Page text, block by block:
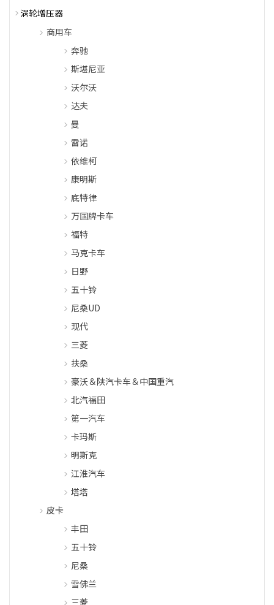
涡轮增压器
商用车
奔驰
斯堪尼亚
沃尔沃
达夫
曼
雷诺
依维柯
康明斯
底特律
万国牌卡车
福特
马克卡车
日野
五十铃
尼桑UD
现代
三菱
扶桑
豪沃＆陕汽卡车＆中国重汽
北汽福田
第一汽车
卡玛斯
明斯克
江淮汽车
塔塔
皮卡
丰田
五十铃
尼桑
雪佛兰
三菱